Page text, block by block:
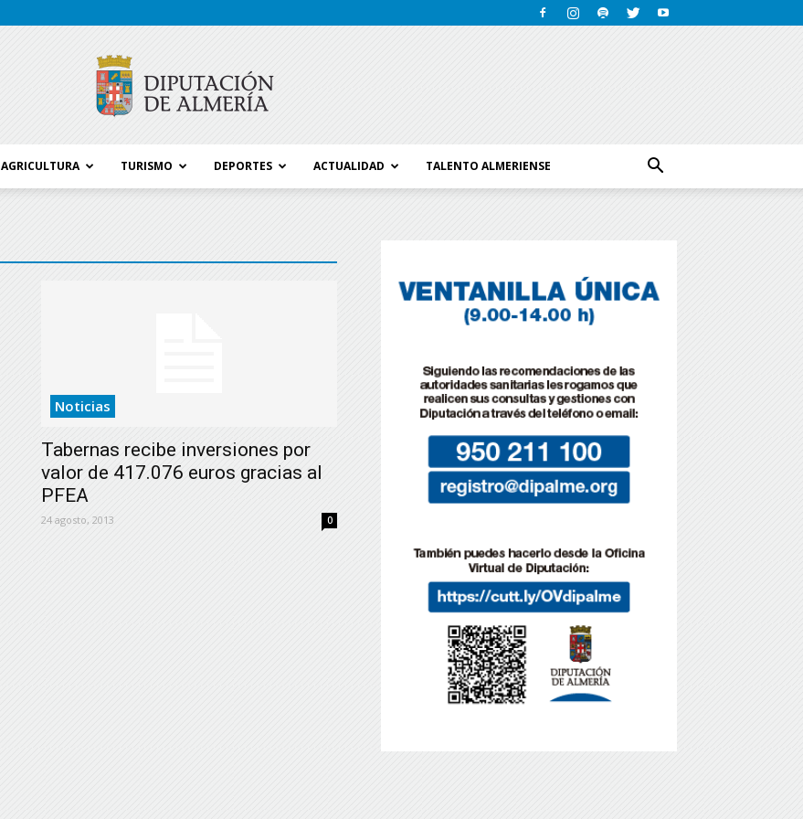
AGRICULTURA TURISMO DEPORTES ACTUALIDAD TALENTO ALMERIENSE
Noticias
Tabernas recibe inversiones por
valor de 417.076 euros gracias al
PFEA
24 agosto, 2013 0